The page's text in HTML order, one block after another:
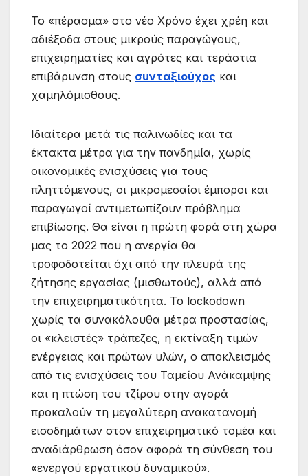
Το «πέρασμα» στο νέο Χρόνο έχει χρέη και
αδιέξοδα στους μικρούς παραγώγους,
επιχειρηματίες και αγρότες και τεράστια
επιβάρυνση στους συνταξιούχος και
χαμηλόμισθους.
Ιδιαίτερα μετά τις παλινωδίες και τα
έκτακτα μέτρα για την πανδημία, χωρίς
οικονομικές ενισχύσεις για τους
πληττόμενους, οι μικρομεσαίοι έμποροι και
παραγωγοί αντιμετωπίζουν πρόβλημα
επιβίωσης. Θα είναι η πρώτη φορά στη χώρα
μας το 2022 που η ανεργία θα
τροφοδοτείται όχι από την πλευρά της
ζήτησης εργασίας (μισθωτούς), αλλά από
την επιχειρηματικότητα. Το lockodown
χωρίς τα συνακόλουθα μέτρα προστασίας,
οι «κλειστές» τράπεζες, η εκτίναξη τιμών
ενέργειας και πρώτων υλών, ο αποκλεισμός
από τις ενισχύσεις του Ταμείου Ανάκαμψης
και η πτώση του τζίρου στην αγορά
προκαλούν τη μεγαλύτερη ανακατανομή
εισοδημάτων στον επιχειρηματικό τομέα και
αναδιάρθρωση όσον αφορά τη σύνθεση του
«ενεργού εργατικού δυναμικού».